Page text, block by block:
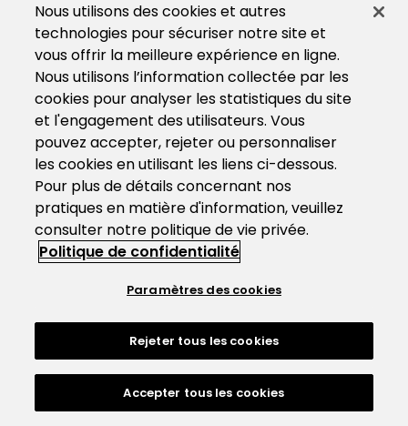
Nous utilisons des cookies et autres
technologies pour sécuriser notre site et
vous offrir la meilleure expérience en ligne.
Nous utilisons l’information collectée par les
cookies pour analyser les statistiques du site
et l'engagement des utilisateurs. Vous
pouvez accepter, rejeter ou personnaliser
les cookies en utilisant les liens ci-dessous.
Pour plus de détails concernant nos
pratiques en matière d'information, veuillez
consulter notre politique de vie privée.
Politique de confidentialité
Paramètres des cookies
Rejeter tous les cookies
Accepter tous les cookies